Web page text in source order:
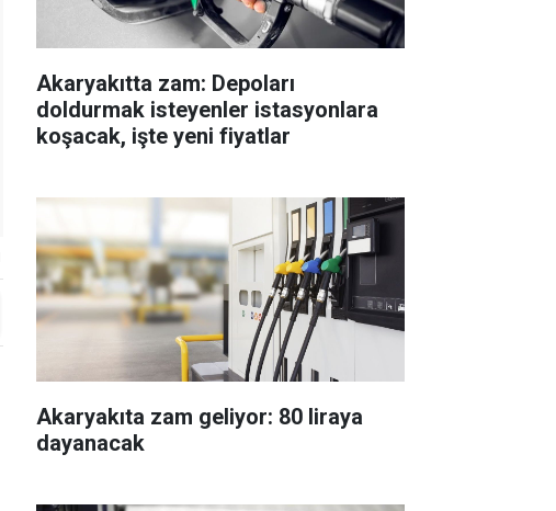
Akaryakıtta zam: Depoları
doldurmak isteyenler istasyonlara
koşacak, işte yeni fiyatlar
Akaryakıta zam geliyor: 80 liraya
dayanacak